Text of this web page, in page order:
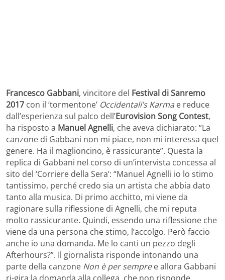
Francesco Gabbani, vincitore del Festival di Sanremo
2017 con il ‘tormentone’ Occidentali’s Karma e reduce
dall’esperienza sul palco dell’Eurovision Song Contest,
ha risposto a Manuel Agnelli, che aveva dichiarato: “La
canzone di Gabbani non mi piace, non mi interessa quel
genere. Ha il maglioncino, è rassicurante”. Questa la
replica di Gabbani nel corso di un’intervista concessa al
sito del ‘Corriere della Sera’: “Manuel Agnelli io lo stimo
tantissimo, perché credo sia un artista che abbia dato
tanto alla musica. Di primo acchitto, mi viene da
ragionare sulla riflessione di Agnelli, che mi reputa
molto rassicurante. Quindi, essendo una riflessione che
viene da una persona che stimo, l’accolgo. Però faccio
anche io una domanda. Me lo canti un pezzo degli
Afterhours?”. Il giornalista risponde intonando una
parte della canzone Non è per sempree allora Gabbani